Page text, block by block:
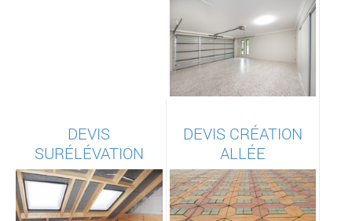
DEVIS
SURÉLÉVATION
DEVIS CRÉATION
ALLÉE